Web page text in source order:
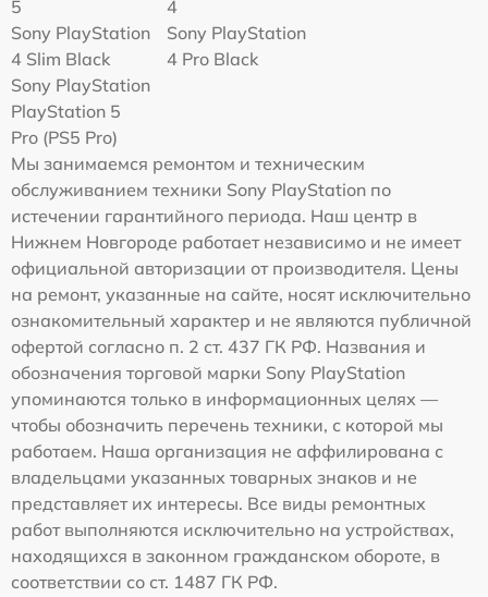
5
4
Sony PlayStation
4 Slim Black
Sony PlayStation
4 Pro Black
Sony PlayStation
PlayStation 5
Pro (PS5 Pro)
Мы занимаемся ремонтом и техническим
обслуживанием техники Sony PlayStation по
истечении гарантийного периода. Наш центр в
Нижнем Новгороде работает независимо и не имеет
официальной авторизации от производителя. Цены
на ремонт, указанные на сайте, носят исключительно
ознакомительный характер и не являются публичной
офертой согласно п. 2 ст. 437 ГК РФ. Названия и
обозначения торговой марки Sony PlayStation
упоминаются только в информационных целях —
чтобы обозначить перечень техники, с которой мы
работаем. Наша организация не аффилирована с
владельцами указанных товарных знаков и не
представляет их интересы. Все виды ремонтных
работ выполняются исключительно на устройствах,
находящихся в законном гражданском обороте, в
соответствии со ст. 1487 ГК РФ.